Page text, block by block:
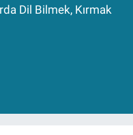
Dil Bilmek, Kırmak